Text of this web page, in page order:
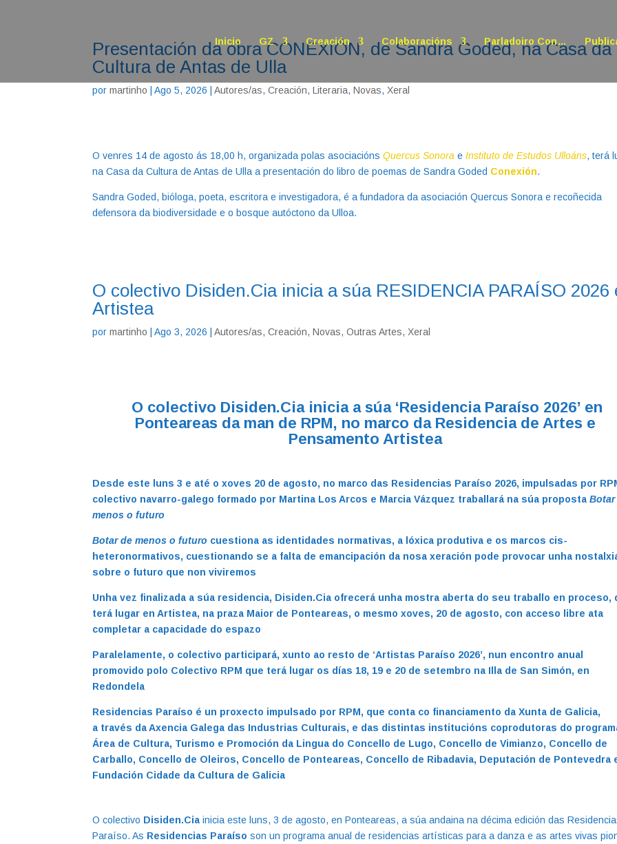
Inicio GZ Creación Colaboracións Parladoiro Con…
Presentación da obra CONEXIÓN, de Sandra Goded, na Casa da
Cultura de Antas de Ulla
pormartinho |Ago 5, 2026 |Autores/as,Creación,Literaria,Novas, Xeral
O venres 14 de agosto ás 18,00 h, organizada polas asociaciónsQuercus Sonora eInstituto de Estudos Ulloáns, terá
na Casa da Cultura de Antas de Ulla a presentación do libro de poemas de Sandra Goded Conexión.
Sandra Goded, bióloga, poeta, escritora e investigadora, é a fundadora da asociación Quercus Sonora e recoñecida
defensora da biodiversidade e o bosque autóctono da Ulloa.
O colectivo Disiden.Cia inicia a súa RESIDENCIA PARAÍSO 2026
Artistea
pormartinho |Ago 3, 2026 |Autores/as,Creación,Novas,Outras Artes, Xeral
O colectivo Disiden.Cia inicia a súa ‘Residencia Paraíso 2026’ en
Ponteareas da man de RPM, no marco da Residencia de Artes e
Pensamento Artistea
Desde este luns 3 e até o xoves 20 de agosto, no marco das Residencias Paraíso 2026, impulsadas por
colectivo navarro-galego formado por Martina Los Arcos e Marcia Vázquez traballará na súa propostaBotar
menos o futuro
Botar de menos o futuro cuestiona as identidades normativas, a lóxica produtiva e os marcos cis-
heteronormativos, cuestionando se a falta de emancipación da nosa xeración pode provocar unha
sobre o futuro que non viviremos
Unha vez finalizada a súa residencia, Disiden.Cia ofrecerá unha mostra aberta do seu traballo en proceso,
terá lugar en Artistea, na praza Maior de Ponteareas, o mesmo xoves, 20 de agosto, con acceso libre ata
completar a capacidade do espazo
Paralelamente, o colectivo participará, xunto ao resto de ‘Artistas Paraíso 2026’, nun encontro anual
promovido polo Colectivo RPM que terá lugar os días 18, 19 e 20 de setembro na Illa de San Simón, en
Redondela
Residencias Paraíso é un proxecto impulsado por RPM, que conta co financiamento da Xunta de Galicia,
a través da Axencia Galega das Industrias Culturais, e das distintas institucións coprodutoras do
Área de Cultura, Turismo e Promoción da Lingua do Concello de Lugo, Concello de Vimianzo, Concello de
Carballo, Concello de Oleiros, Concello de Ponteareas, Concello de Ribadavia, Deputación de Pontevedra
Fundación Cidade da Cultura de Galicia
O colectivo Disiden.Cia inicia este luns, 3 de agosto, en Ponteareas, a súa andaina na décima edición das
Paraíso. As Residencias Paraíso son un programa anual de residencias artísticas para a danza e as artes vivas